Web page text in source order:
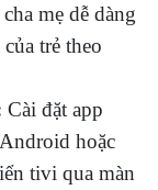
mẹ dễ dàng
trẻ theo
Cài đặt app
hoặc
tivi qua màn